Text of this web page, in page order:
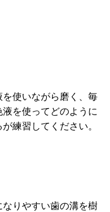
を使いながら磨く、毎
を使ってどのように
練習してください。
なりやすい歯の溝を樹